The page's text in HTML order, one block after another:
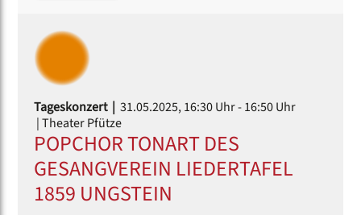
Tageskonzert | 31.05.2025, 16:30 Uhr- 16:50 Uhr
| Theater Pfütze
POPCHOR TONART DES
GESANGVEREIN LIEDERTAFEL
1859 UNGSTEIN